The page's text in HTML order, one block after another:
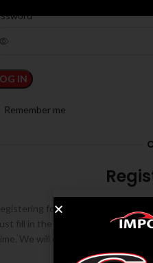
*
IN
Remember me
for this site allows you
fill in the fields below, and we'll
We will only ask you for
process